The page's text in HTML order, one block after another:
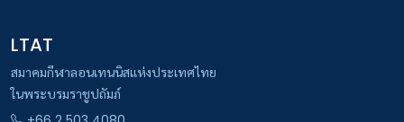
LTAT
สมาคมกีฬาลอนเทนนิสแห่งประเทศไทย
ในพระบรมราชูปถัมภ์